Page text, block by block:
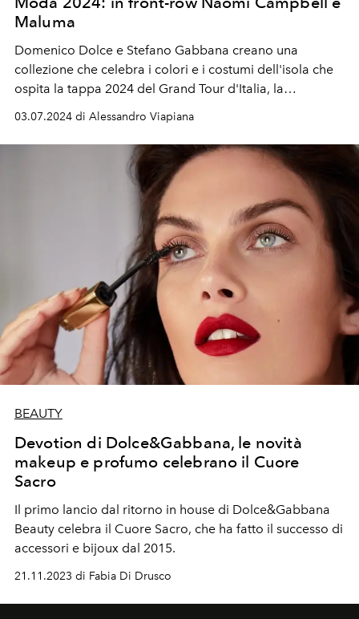
Maluma
Domenico Dolce e Stefano Gabbana creano una
collezione che celebra i colori e i costumi dell'isola che
ospita la tappa 2024 del Grand Tour d'Italia, la
03.07.2024 di Alessandro Viapiana
BEAUTY
Devotion di Dolce&Gabbana, le novità
makeup e profumo celebrano il Cuore
Sacro
Il primo lancio dal ritorno in house di Dolce&Gabbana
Beauty celebra il Cuore Sacro, che ha fatto il successo di
accessori e bijoux dal 2015.
21.11.2023 di Fabia Di Drusco